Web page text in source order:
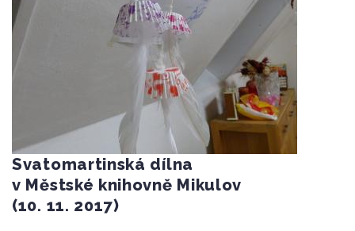
Svatomartinská dílna
v Městské knihovně Mikulov
(10. 11. 2017)